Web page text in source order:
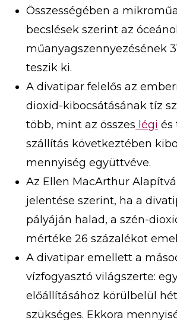
Összességében a
becslések szerint az
műanyagszennyezésének
teszik ki.
A divatipar felelős az
dioxid-kibocsátásának tíz
több, mint az összes légi és
szállítás következtében
mennyiség együttvéve.
Az Ellen MacArthur
jelentése szerint, ha a
pályáján halad, a szén-
mértéke 26 százalékot
A divatipar emellett a
vízfogyasztó világszerte:
előállításához körülbelül
szükséges. Ekkora